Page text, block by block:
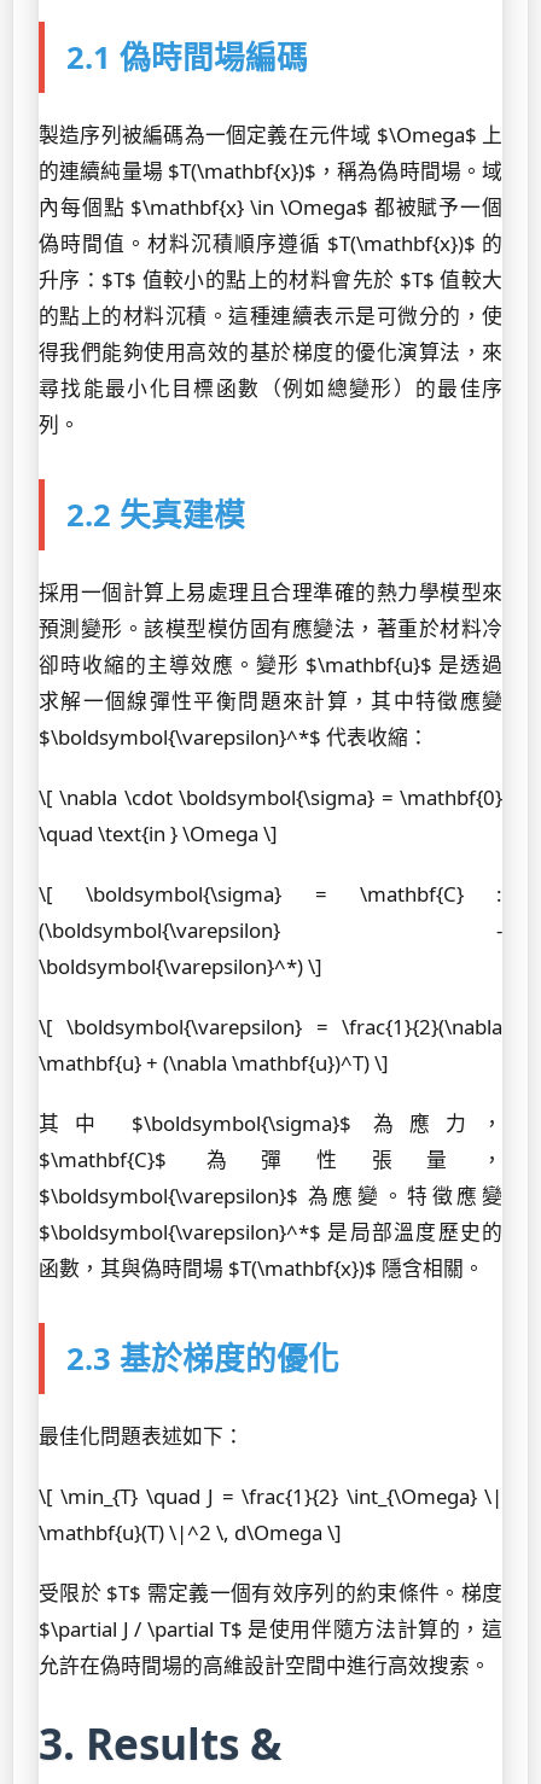
2.1 偽時間場編碼
製造序列被編碼為一個定義在元件域 $\Omega$ 上
的連續純量場 $T(\mathbf{x})$，稱為偽時間場。域
內每個點 $\mathbf{x} \in \Omega$ 都被賦予一個
偽時間值。材料沉積順序遵循 $T(\mathbf{x})$ 的
升序：$T$ 值較小的點上的材料會先於 $T$ 值較大
的點上的材料沉積。這種連續表示是可微分的，使
得我們能夠使用高效的基於梯度的優化演算法，來
尋找能最小化目標函數（例如總變形）的最佳序
列。
2.2 失真建模
採用一個計算上易處理且合理準確的熱力學模型來
預測變形。該模型模仿固有應變法，著重於材料冷
卻時收縮的主導效應。變形 $\mathbf{u}$ 是透過
求解一個線彈性平衡問題來計算，其中特徵應變
$\boldsymbol{\varepsilon}^*$ 代表收縮：
\[ \nabla \cdot \boldsymbol{\sigma} = \mathbf{0}
\quad \text{in } \Omega \]
\[ \boldsymbol{\sigma} = \mathbf{C} :
(\boldsymbol{\varepsilon} -
\boldsymbol{\varepsilon}^*) \]
\[ \boldsymbol{\varepsilon} = \frac{1}{2}(\nabla
\mathbf{u} + (\nabla \mathbf{u})^T) \]
其中 $\boldsymbol{\sigma}$ 為應力，
$\mathbf{C}$ 為彈性張量，
$\boldsymbol{\varepsilon}$ 為應變。特徵應變
$\boldsymbol{\varepsilon}^*$ 是局部溫度歷史的
函數，其與偽時間場 $T(\mathbf{x})$ 隱含相關。
2.3 基於梯度的優化
最佳化問題表述如下：
\[ \min_{T} \quad J = \frac{1}{2} \int_{\Omega} \|
\mathbf{u}(T) \|^2 \, d\Omega \]
受限於 $T$ 需定義一個有效序列的約束條件。梯度
$\partial J / \partial T$ 是使用伴隨方法計算的，這
允許在偽時間場的高維設計空間中進行高效搜索。
3. Results &